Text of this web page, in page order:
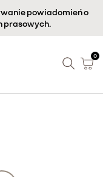
powiadomień o
prasowych.
0